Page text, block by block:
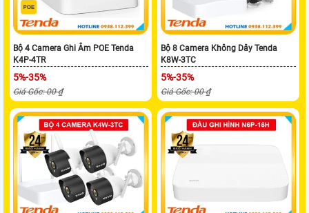
Bộ 4 Camera Ghi Âm POE Tenda
K4P-4TR
5%-35%
Giá Gốc: 00 ₫
Bộ 8 Camera Không Dây Tenda
K8W-3TC
5%-35%
Giá Gốc: 00 ₫